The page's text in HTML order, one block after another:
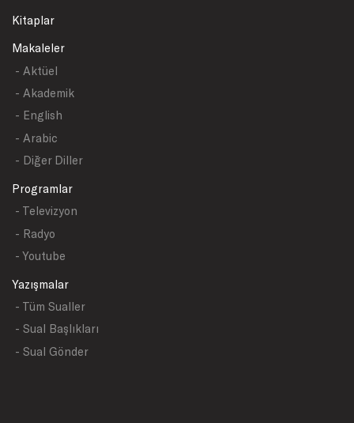
Kitaplar
Makaleler
- Aktüel
- Akademik
- English
- Arabic
- Diğer Diller
Programlar
- Televizyon
- Radyo
- Youtube
Yazışmalar
- Tüm Sualler
- Sual Başlıkları
- Sual Gönder